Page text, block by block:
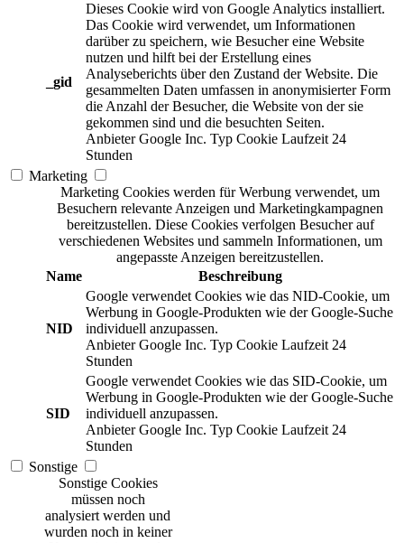
_gid
Dieses Cookie wird von Google Analytics installiert.
Das Cookie wird verwendet, um Informationen
darüber zu speichern, wie Besucher eine Website
nutzen und hilft bei der Erstellung eines
Analyseberichts über den Zustand der Website. Die
gesammelten Daten umfassen in anonymisierter Form
die Anzahl der Besucher, die Website von der sie
gekommen sind und die besuchten Seiten.
Anbieter Google Inc. Typ Cookie Laufzeit 24
Stunden
Marketing
Marketing Cookies werden für Werbung verwendet, um
Besuchern relevante Anzeigen und Marketingkampagnen
bereitzustellen. Diese Cookies verfolgen Besucher auf
verschiedenen Websites und sammeln Informationen, um
angepasste Anzeigen bereitzustellen.
Name
Beschreibung
NID
Google verwendet Cookies wie das NID-Cookie, um
Werbung in Google-Produkten wie der Google-Suche
individuell anzupassen.
Anbieter Google Inc. Typ Cookie Laufzeit 24
Stunden
SID
Google verwendet Cookies wie das SID-Cookie, um
Werbung in Google-Produkten wie der Google-Suche
individuell anzupassen.
Anbieter Google Inc. Typ Cookie Laufzeit 24
Stunden
Sonstige
Sonstige Cookies
müssen noch
analysiert werden und
wurden noch in keiner